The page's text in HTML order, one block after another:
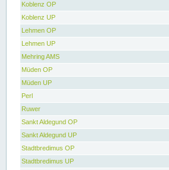
Koblenz OP
Koblenz UP
Lehmen OP
Lehmen UP
Mehring AMS
Müden OP
Müden UP
Perl
Ruwer
Sankt Aldegund OP
Sankt Aldegund UP
Stadtbredimus OP
Stadtbredimus UP